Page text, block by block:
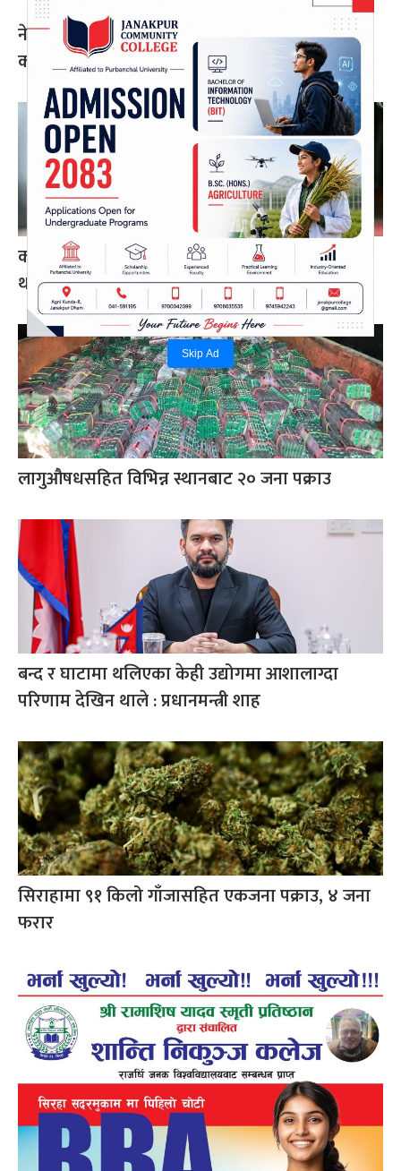
Skip Ad
नेपाल प्रिमियर लिग : हरमित सिंह जनकपुर बोल्ट्सको
कप्तान
कांग्रेसको आत्मा नमर्ने गरी एकताबद्ध बनाउँछौँ: गगन
थापा
लागुऔषधसहित विभिन्न स्थानबाट २० जना पक्राउ
बन्द र घाटामा थलिएका केही उद्योगमा आशालाग्दा
परिणाम देखिन थाले : प्रधानमन्त्री शाह
सिराहामा ९१ किलो गाँजासहित एकजना पक्राउ, ४ जना
फरार